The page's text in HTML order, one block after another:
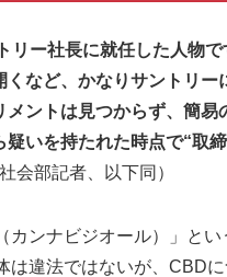
リー社長に就任した人物で
くなど、かなりサントリー
ントは見つからず、簡易
いを持たれた時点で“取
会部記者、以下同）
ンナビジオール）」とい
は違法ではないが、CBD